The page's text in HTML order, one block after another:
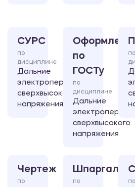
СУРС
по
дисциплине
Дальние
электропередачи
сверхвысокого
напряжения
по
ГОСТу
по
дисциплине
Дальние
сверхвысокого
напряжения
по
Чертеж
по
Шпаргалка
по
по